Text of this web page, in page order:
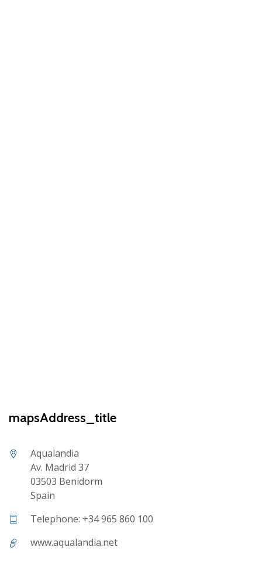
mapsAddress_title
Aqualandia
Av. Madrid 37
03503 Benidorm
Spain
Telephone: +34 965 860 100
www.aqualandia.net